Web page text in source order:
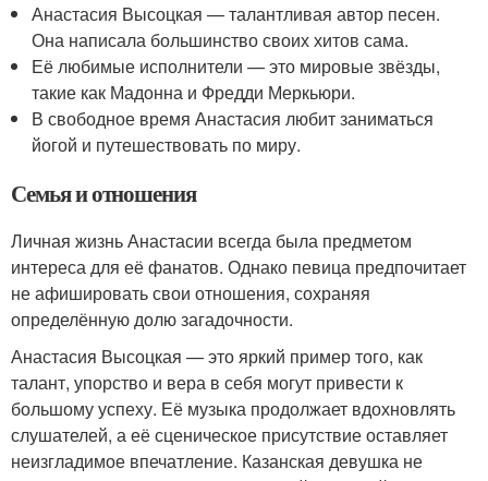
Анастасия Высоцкая — талантливая автор песен.
Она написала большинство своих хитов сама.
Её любимые исполнители — это мировые звёзды,
такие как Мадонна и Фредди Меркьюри.
В свободное время Анастасия любит заниматься
йогой и путешествовать по миру.
Семья и отношения
Личная жизнь Анастасии всегда была предметом
интереса для её фанатов. Однако певица предпочитает
не афишировать свои отношения, сохраняя
определённую долю загадочности.
Анастасия Высоцкая — это яркий пример того, как
талант, упорство и вера в себя могут привести к
большому успеху. Её музыка продолжает вдохновлять
слушателей, а её сценическое присутствие оставляет
неизгладимое впечатление. Казанская девушка не